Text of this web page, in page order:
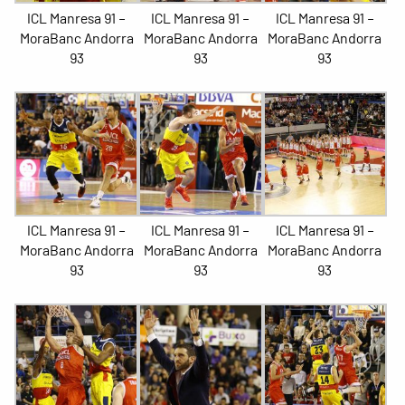
ICL Manresa 91 –
MoraBanc Andorra
93
ICL Manresa 91 –
MoraBanc Andorra
93
ICL Manresa 91 –
MoraBanc Andorra
93
ICL Manresa 91 –
MoraBanc Andorra
93
ICL Manresa 91 –
MoraBanc Andorra
93
ICL Manresa 91 –
MoraBanc Andorra
93